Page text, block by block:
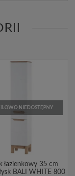
NIEDOSTĘPNY
łazienkowy 35 cm
BALI WHITE 800